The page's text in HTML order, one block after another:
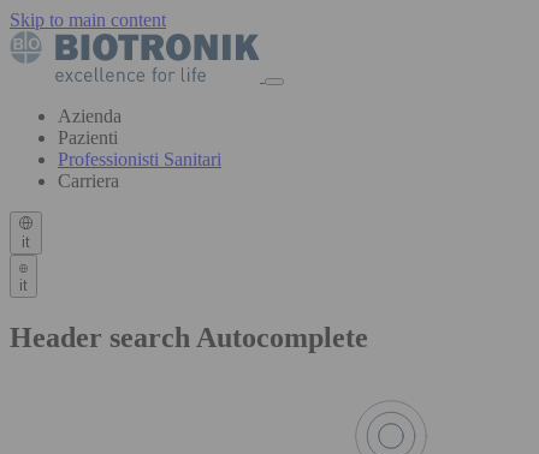
Skip to main content
Azienda
Pazienti
Professionisti Sanitari
Carriera
it
it
Header search Autocomplete